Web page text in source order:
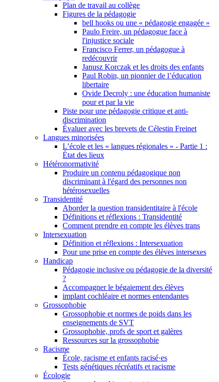
Plan de travail au collège
Figures de la pédagogie
bell hooks ou une « pédagogie engagée »
Paulo Freire, un pédagogue face à
l'injustice sociale
Francisco Ferrer, un pédagogue à
redécouvrir
Janusz Korczak et les droits des enfants
Paul Robin, un pionnier de l’éducation
libertaire
Ovide Decroly : une éducation humaniste
pour et par la vie
Piste pour une pédagogie critique et anti-
discrimination
Évaluer avec les brevets de Célestin Freinet
Langues minorisées
L’école et les « langues régionales » - Partie 1 :
État des lieux
Hétéronormativité
Produire un contenu pédagogique non
discriminant à l'égard des personnes non
hétérosexuelles
Transidentité
Aborder la question transidentitaire à l'école
Définitions et réflexions : Transidentité
Comment prendre en compte les élèves trans
Intersexuation
Définition et réflexions : Intersexuation
Pour une prise en compte des élèves intersexes
Handicap
Pédagogie inclusive ou pédagogie de la diversité
?
Accompagner le bégaiement des élèves
implant cochléaire et normes entendantes
Grossophobie
Grossophobie et normes de poids dans les
enseignements de SVT
Grossophobie, profs de sport et galères
Ressources sur la grossophobie
Racisme
École, racisme et enfants racisé·es
Tests génétiques récréatifs et racisme
Écologie